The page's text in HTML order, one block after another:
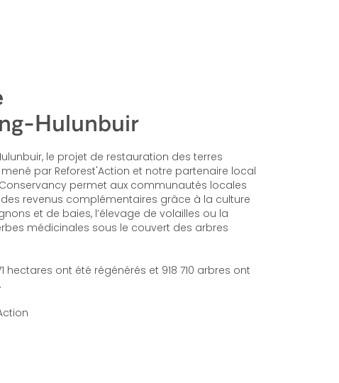
Hulunbuir
le projet de restauration des terres
par Reforest'Action et notre partenaire local
permet aux communautés locales
revenus complémentaires grâce à la culture
et de baies, l’élevage de volailles ou la
médicinales sous le couvert des arbres
hectares ont été régénérés et 918 710 arbres ont